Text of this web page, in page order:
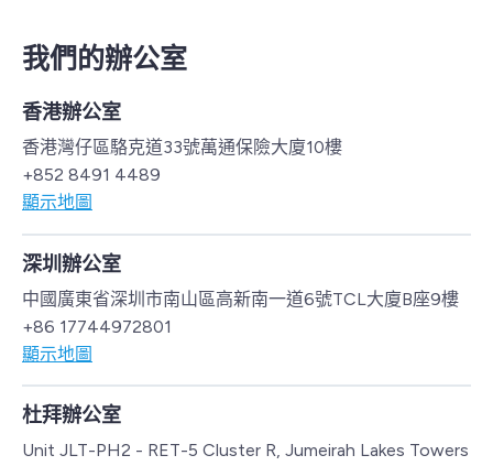
我們的辦公室
香港辦公室
香港灣仔區駱克道33號萬通保險大廈10樓
+852 8491 4489
顯示地圖
深圳辦公室
中國廣東省深圳市南山區高新南一道6號TCL大廈B座9樓
+86 17744972801
顯示地圖
杜拜辦公室
Unit JLT-PH2 - RET-5 Cluster R, Jumeirah Lakes Towers